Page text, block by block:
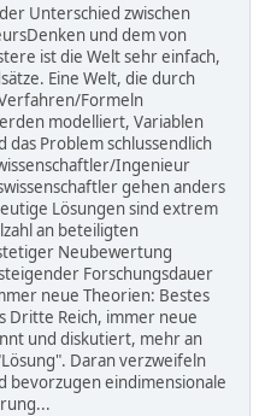
Unterschied zwischen
und dem von
ist die Welt sehr einfach,
Eine Welt, die durch
Formeln
modelliert, Variablen
das Problem schlussendlich
Ingenieur
gehen anders
Lösungen sind extrem
an beteiligten
Neubewertung
Forschungsdauer
neue Theorien: Bestes
Dritte Reich, immer neue
und diskutiert, mehr an
Daran verzweifeln
bevorzugen eindimensionale